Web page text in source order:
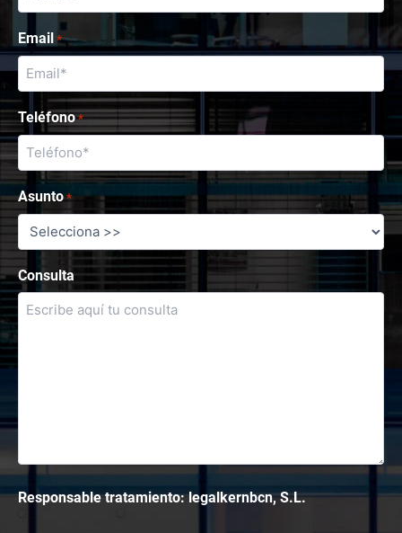
Email *
Teléfono *
Asunto *
Consulta
Responsable tratamiento: legalkernbcn, S.L.